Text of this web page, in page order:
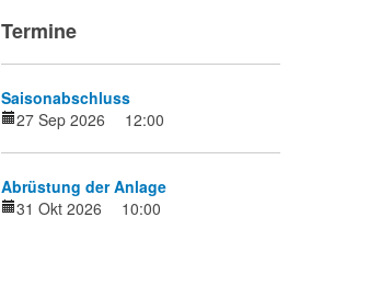
Termine
Saisonabschluss
27 Sep 2026
12:00
Abrüstung der Anlage
31 Okt 2026
10:00